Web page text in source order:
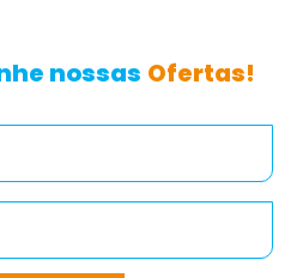
nossas Ofertas!